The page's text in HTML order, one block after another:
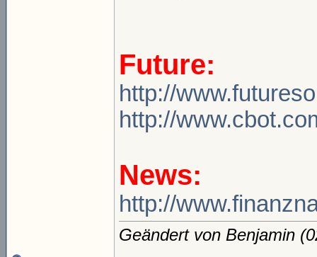
Future:
http://
http://
News:
http://
Geändert von Benjamin